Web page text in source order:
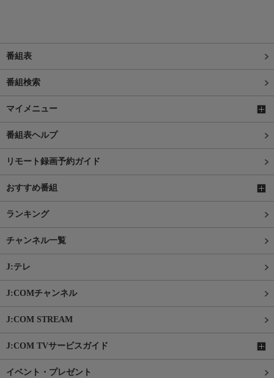
番組表
番組検索
マイメニュー
番組表ヘルプ
リモート録画予約ガイド
おすすめ番組
ランキング
チャンネル一覧
J:テレ
J:COMチャンネル
J:COM STREAM
J:COM TVサービスガイド
イベント・プレゼント